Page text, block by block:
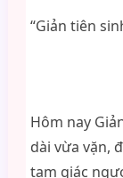
“Giản tiên
Hôm nay
dài vừa vặn,
tam giác